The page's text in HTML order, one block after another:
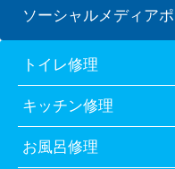
ソーシャルメディア
トイレ修理
キッチン修理
お風呂修理